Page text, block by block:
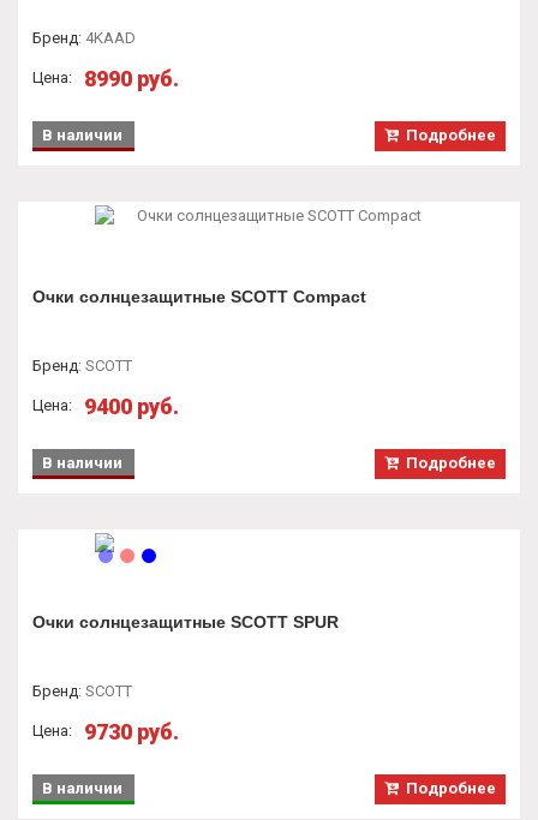
Бренд: 4KAAD
Цена: 8990 руб.
Подробнее
В наличии
Очки солнцезащитные SCOTT Compact
Бренд: SCOTT
Цена: 9400 руб.
Подробнее
В наличии
Очки солнцезащитные SCOTT SPUR
Бренд: SCOTT
Цена: 9730 руб.
Подробнее
В наличии